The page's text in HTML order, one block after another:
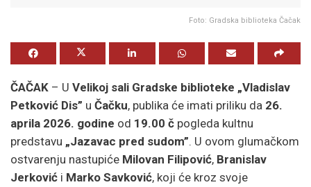
Foto: Gradska biblioteka Čačak
ČAČAK – U Velikoj sali Gradske biblioteke „Vladislav
Petković Dis” u Čačku, publika će imati priliku da 26.
aprila 2026. godine od 19.00 č pogleda kultnu
predstavu „Jazavac pred sudom”. U ovom glumačkom
ostvarenju nastupiće Milovan Filipović, Branislav
Jerković i Marko Savković, koji će kroz svoje